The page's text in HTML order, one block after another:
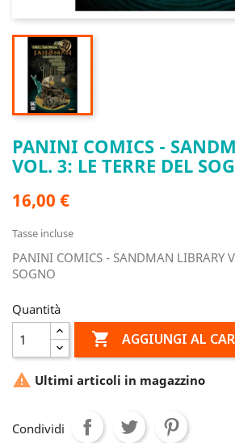
PANINI COMICS -
VOL. 3: LE TERRE DEL
16,00 €
Tasse incluse
PANINI COMICS - SANDMAN LIBRARY
SOGNO
Quantità
 AGGIUNGI AL
 Ultimi articoli in magazzino
Condividi